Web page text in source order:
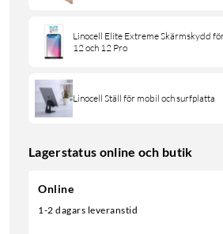
Linocell Elite Extreme Skärmskydd
12 och 12 Pro
Linocell Ställ för mobil och surfplatta
Lagerstatus online och butik
Online
1-2 dagars leveranstid